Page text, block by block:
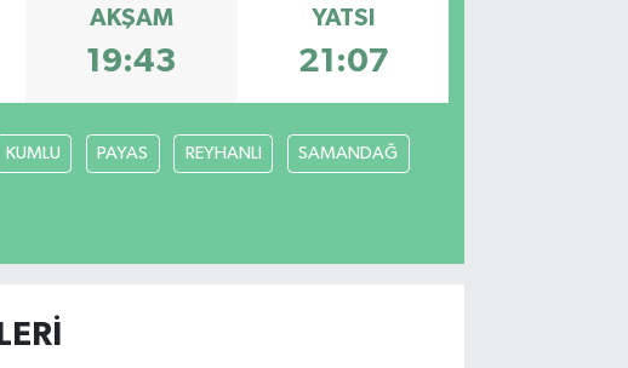
AKŞAM
19:43
YATSI
21:07
KUMLU PAYAS REYHANLI SAMANDAĞ